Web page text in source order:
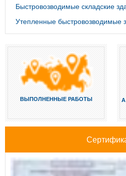
Быстровозводимые складские
Утепленные быстровозводимые
ВЫПОЛНЕННЫЕ РАБОТЫ